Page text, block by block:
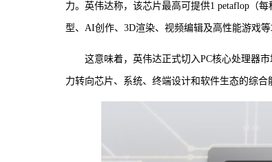
力。英伟达称，该芯片最高可提供1 petaflop（
型、AI创作、3D渲染、视频编辑及高性能游戏等
这意味着，英伟达正式切入PC核心处理器
力转向芯片、系统、终端设计和软件生态的综合